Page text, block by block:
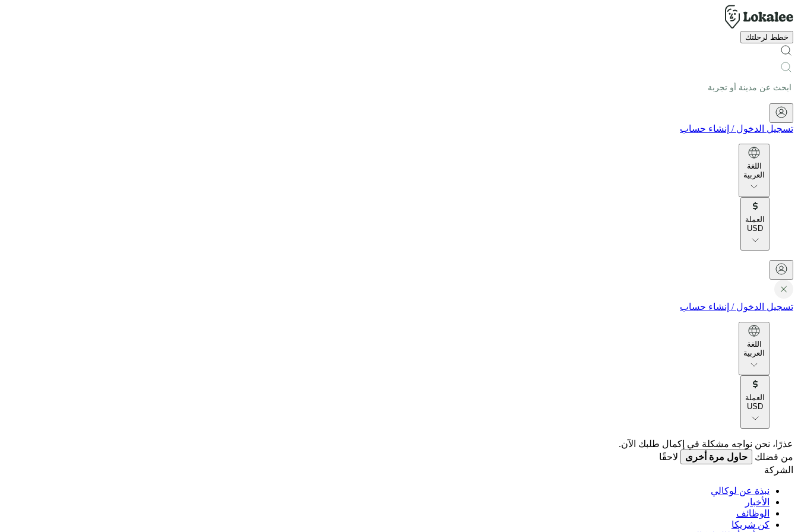
خطط لرحلتك
تسجيل الدخول / إنشاء حساب
اللغة
العربية
العملة
USD
تسجيل الدخول / إنشاء حساب
اللغة
العربية
العملة
USD
عذرًا، نحن نواجه مشكلة في إكمال طلبك الآن.
من فضلك
حاول مرة أخرى
لاحقًا
الشركة
نبذة عن لوكالي
الأخبار
الوظائف
كن شريكا